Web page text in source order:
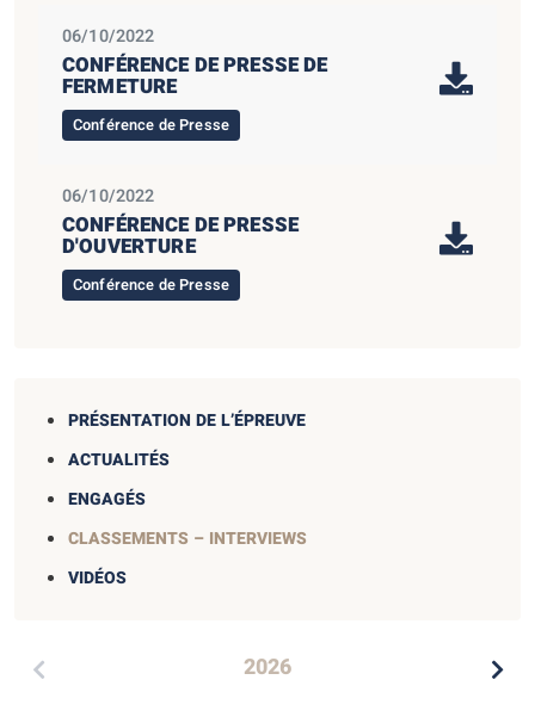
PRÉSENTATION DE L’ÉPREUVE
ACTUALITÉS
ENGAGÉS
CLASSEMENTS – INTERVIEWS
VIDÉOS
2026
06/10/2022
CONFÉRENCE DE PRESSE DE
FERMETURE
Conférence de Presse
06/10/2022
CONFÉRENCE DE PRESSE
D'OUVERTURE
Conférence de Presse